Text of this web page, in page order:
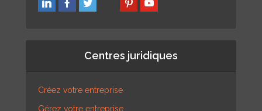
Centres juridiques
Créez votre entreprise
Gérez votre entreprise